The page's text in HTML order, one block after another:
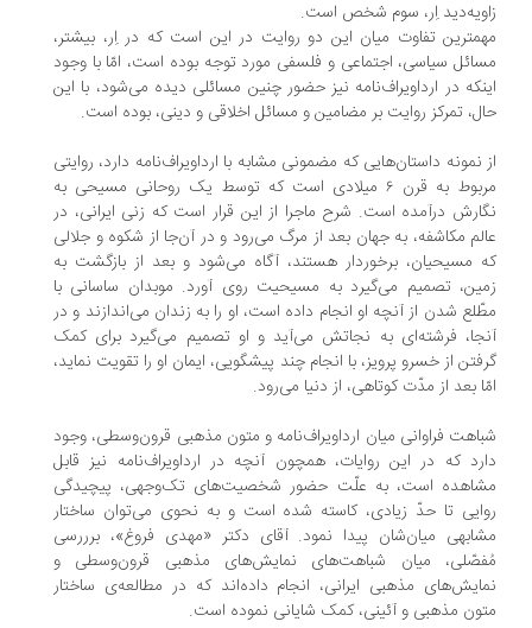
اِر، سوم شخص است.
تفاوت میان این دو روایت در این است که در اِر، بیشتر،
سیاسی، اجتماعی و فلسفی مورد توجه بوده است، امّا با وجود
در ارداویراف‌نامه نیز حضور چنین مسائلی دیده می‌شود، با این
تمرکز روایت بر مضامین و مسائل اخلاقی و دینی، بوده است.
نمونه داستان‌هایی که مضمونی مشابه با ارداویراف‌نامه دارد، روایتی
مربوط به قرن ۶ میلادی است که توسط یک روحانی مسیحی به
درآمده است. شرح ماجرا از این قرار است که زنی ایرانی، در
مکاشفه، به جهان بعد از مرگ می‌رود و در آن‌جا از شکوه و جلالی
مسیحیان، برخوردار هستند، آگاه می‌شود و بعد از بازگشت به
تصمیم می‌گیرد به مسیحیت روی آورد. موبدان ساسانی با
شدن از آنچه‌ او انجام داده است، او را به زندان می‌اندازند و در
فرشته‌ای به نجاتش می‌آید و او تصمیم می‌گیرد برای کمک
از خسرو پرویز، با انجام چند پیشگویی، ایمان او را تقویت نماید،
بعد از مدّت کوتاهی، از دنیا می‌رود.
فراوانی میان ارداویراف‌نامه و متون مذهبی قرون‌وسطی، وجود
که در این روایات، همچون آنچه در ارداویراف‌نامه نیز قابل
است، به علّت حضور شخصیت‌های تک‌وجهی، پیچیدگی
تا حدّ زیادی، کاسته شده است و به نحوی می‌توان ساختار
میان‌شان پیدا نمود. آقای دکتر «مهدی فروغ»، برررسی
میان شباهت‌های نمایش‌های مذهبی قرون‌وسطی و
مذهبی ایرانی، انجام داده‌اند که در مطالعه‌‌ی ساختار
مذهبی و آئینی، کمک شایانی نموده است.